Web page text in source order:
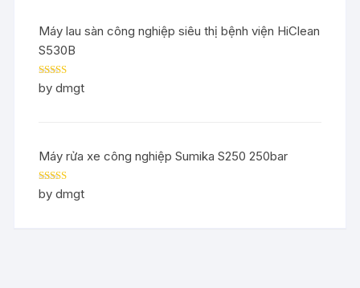
Máy lau sàn công nghiệp siêu thị bệnh viện HiClean
S530B
Rated5out
of 5
by dmgt
Máy rửa xe công nghiệp Sumika S250 250bar
Rated5out
of 5
by dmgt